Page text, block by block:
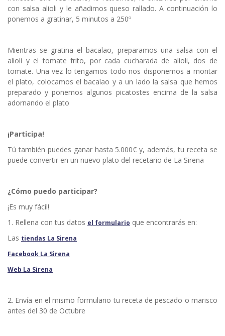
con salsa alioli y le añadimos queso rallado. A continuación lo
ponemos a gratinar, 5 minutos a 250º
Mientras se gratina el bacalao, preparamos una salsa con el
alioli y el tomate frito, por cada cucharada de alioli, dos de
tomate. Una vez lo tengamos todo nos disponemos a montar
el plato, colocamos el bacalao y a un lado la salsa que hemos
preparado y ponemos algunos picatostes encima de la salsa
adornando el plato
¡Participa!
Tú también puedes ganar hasta 5.000€ y, además, tu receta se
puede convertir en un nuevo plato del recetario de La Sirena
¿Cómo puedo participar?
¡Es muy fácil!
1. Rellena con tus datos el formulario que encontrarás en:
Las tiendas La Sirena
Facebook La Sirena
Web La Sirena
2. Envía en el mismo formulario tu receta de pescado o marisco
antes del 30 de Octubre